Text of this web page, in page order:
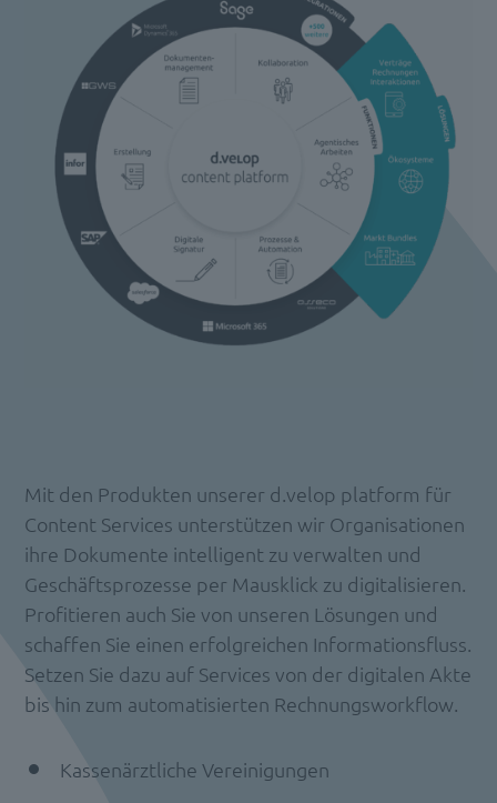
Mit den Produkten unserer d.velop platform für
Content Services unterstützen wir Organisationen
ihre Dokumente intelligent zu verwalten und
Geschäftsprozesse per Mausklick zu digitalisieren.
Profitieren auch Sie von unseren Lösungen und
schaffen Sie einen erfolgreichen Informationsfluss.
Setzen Sie dazu auf Services von der digitalen Akte
bis hin zum automatisierten Rechnungsworkflow.
Kassenärztliche Vereinigungen